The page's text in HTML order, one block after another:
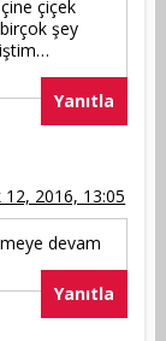
çiçek
şey
Yanıtla
12, 2016, 13:05
devam
Yanıtla